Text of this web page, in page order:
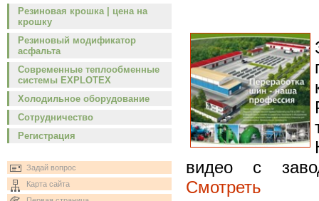
Резиновая крошка | цена на
крошку
Резиновый модификатор
асфальта
Современные теплообменные
системы EXPLOTEX
Холодильное оборудование
Сотрудничество
Регистрация
Задай вопрос
Карта сайта
видео с
Cмотреть